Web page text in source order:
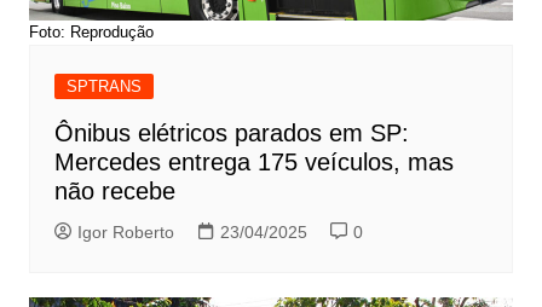
Foto: Reprodução
SPTRANS
Ônibus elétricos parados em SP:
Mercedes entrega 175 veículos, mas
não recebe
Igor Roberto 23/04/2025 0